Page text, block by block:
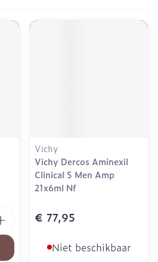
Vichy
Vichy Dercos Aminexil
Clinical 5 Men Amp
21x6ml Nf
€ 77,95
Niet beschikbaar